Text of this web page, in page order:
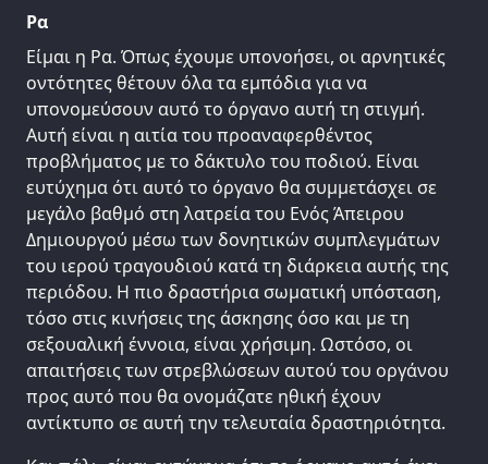
Ρα
Είμαι η Ρα. Όπως έχουμε υπονοήσει, οι αρνητικές
οντότητες θέτουν όλα τα εμπόδια για να
υπονομεύσουν αυτό το όργανο αυτή τη στιγμή.
Αυτή είναι η αιτία του προαναφερθέντος
προβλήματος με το δάκτυλο του ποδιού. Είναι
ευτύχημα ότι αυτό το όργανο θα συμμετάσχει σε
μεγάλο βαθμό στη λατρεία του Ενός Άπειρου
Δημιουργού μέσω των δονητικών συμπλεγμάτων
του ιερού τραγουδιού κατά τη διάρκεια αυτής της
περιόδου. Η πιο δραστήρια σωματική υπόσταση,
τόσο στις κινήσεις της άσκησης όσο και με τη
σεξουαλική έννοια, είναι χρήσιμη. Ωστόσο, οι
απαιτήσεις των στρεβλώσεων αυτού του οργάνου
προς αυτό που θα ονομάζατε ηθική έχουν
αντίκτυπο σε αυτή την τελευταία δραστηριότητα.